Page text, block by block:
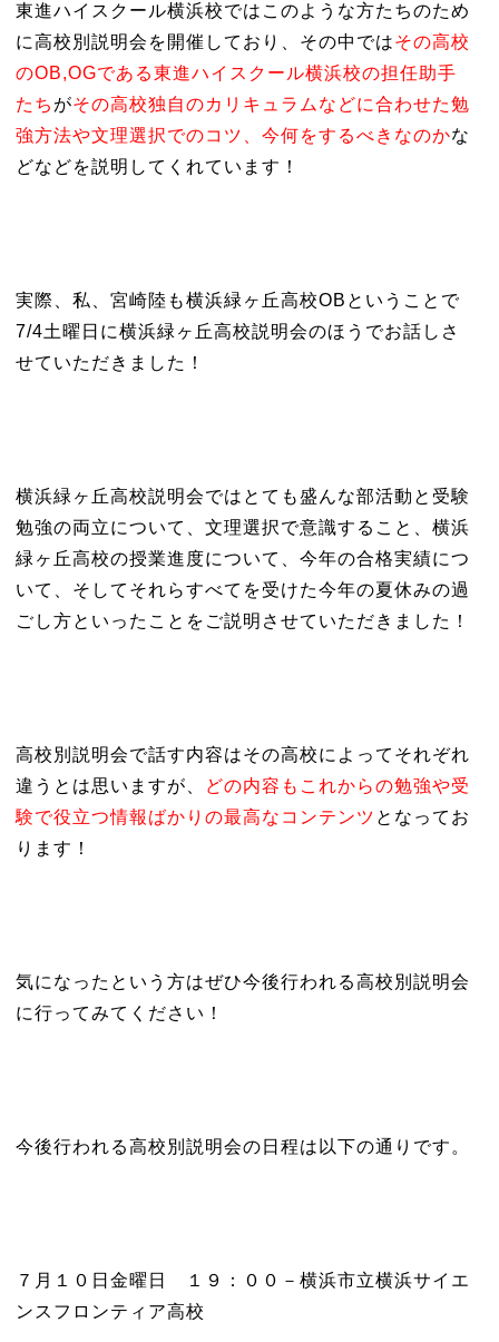
東進ハイスクール横浜校ではこのような方たちのため
に高校別説明会を開催しており、その中ではその高校
のOB,OGである東進ハイスクール横浜校の担任助手
たち がその高校独自のカリキュラムなどに合わせた勉
強方法や文理選択でのコツ、今何をするべきなのかな
どなどを説明してくれています！
実際、私、宮崎陸も横浜緑ヶ丘高校OBということで
7/4土曜日に横浜緑ヶ丘高校説明会のほうでお話しさ
せていただきました！
横浜緑ヶ丘高校説明会ではとても盛んな部活動と受験
勉強の両立について、文理選択で意識すること、横浜
緑ヶ丘高校の授業進度について、今年の合格実績につ
いて、そしてそれらすべてを受けた今年の夏休みの過
ごし方といったことをご説明させていただきました！
高校別説明会で話す内容はその高校によってそれぞれ
違うとは思いますが、
どの内容もこれからの勉強や受
験で役立つ情報ばかりの最高なコンテンツ となってお
ります！
気になったという方はぜひ今後行われる高校別説明会
に行ってみてください！
今後行われる高校別説明会の日程は以下の通りです。
７月１０日金曜日 １９：００－横浜市立横浜サイエ
ンスフロンティア高校